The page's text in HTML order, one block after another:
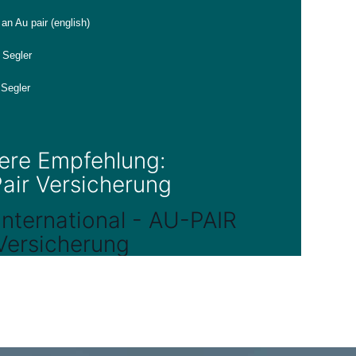
Au pair (english)
Segler
Empfehlung:
Versicherung